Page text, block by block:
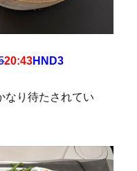
20:43HND3
なり待たされてい